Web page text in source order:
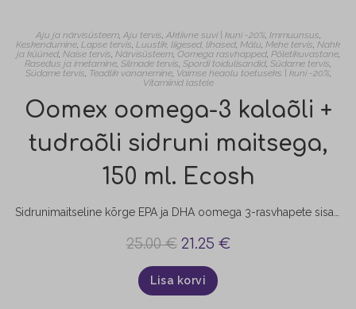
Aju ja närvisüsteem, Aju tervis, Aktiivne suvi | kuni -20%, Immuunsus,
Keskendumine, Lapse tervis, Luustik, liigesed, lihased, Mälu, Mehe tervis, Nahk
ja küüned, Naise tervis, Närvisüsteem, Oomega rasvhapped, Põletikuvastane,
Rasedus ja imetamine, Silmade tervis, Spordi toidulisandid, Südame tervis,
Südame tervis, Teadlik vananemine, Vaimse heaolu toetuseks | kuni -20%,
Vitamiinid lastele
Oomex oomega-3 kalaõli +
tudraõli sidruni maitsega,
150 ml. Ecosh
25.00€ 21.25 €
Lisa korvi